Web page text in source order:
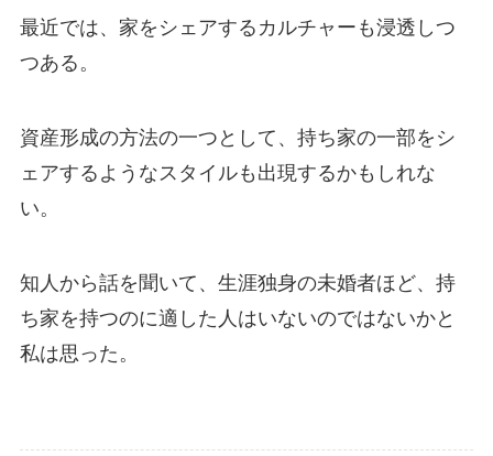
最近では、家をシェアするカルチャーも浸透しつ
つある。
資産形成の方法の一つとして、持ち家の一部をシ
ェアするようなスタイルも出現するかもしれな
い。
知人から話を聞いて、生涯独身の未婚者ほど、持
ち家を持つのに適した人はいないのではないかと
私は思った。